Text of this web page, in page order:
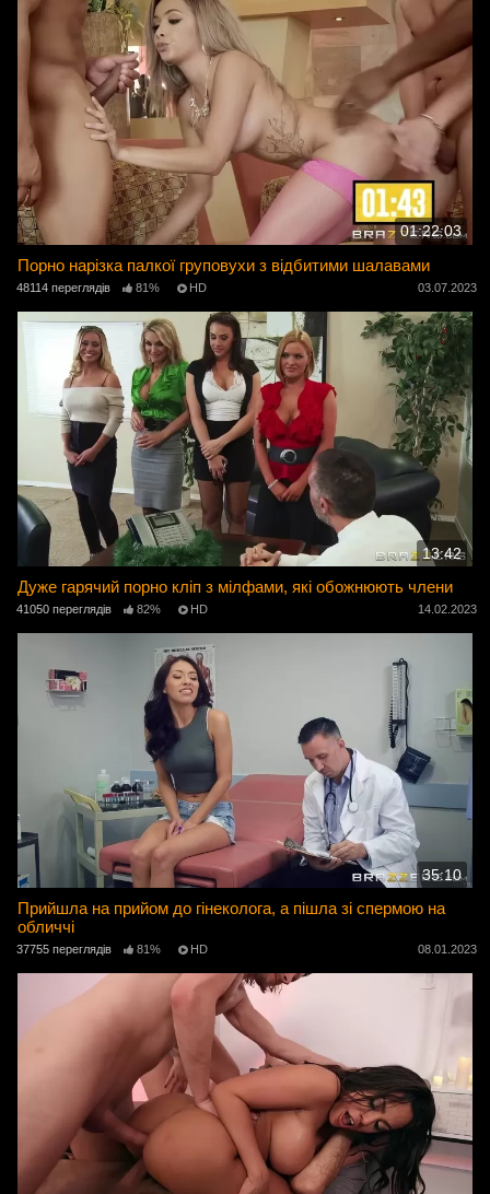
01:22:03
Порно нарізка палкої груповухи з відбитими шалавами
48114 переглядів 81% HD 03.07.2023
13:42
Дуже гарячий порно кліп з мілфами, які обожнюють члени
41050 переглядів 82% HD 14.02.2023
35:10
Прийшла на прийом до гінеколога, а пішла зі спермою на
обличчі
37755 переглядів 81% HD 08.01.2023